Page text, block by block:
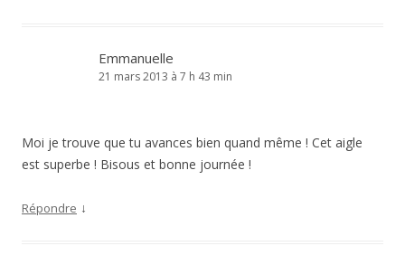
Emmanuelle
21 mars 2013 à 7 h 43 min
Moi je trouve que tu avances bien quand même ! Cet aigle
est superbe ! Bisous et bonne journée !
Répondre ↓